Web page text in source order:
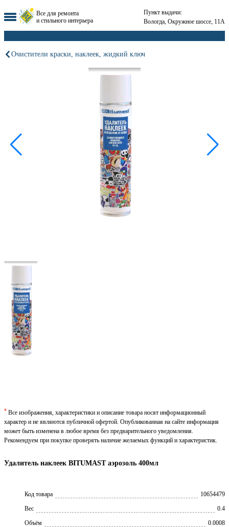
Все для ремонта
и стильного интерьера
Пункт выдачи:
Вологда, Окружное шоссе, 11А
Очистители краски, наклеек, жидкий ключ
Удалитель наклеек BITUMAST аэрозоль 400мл
Код товара
10654479
Вес
0.4
Объём
0.0008
* Все изображения, характеристики и описание товара носят информационный
характер и не являются публичной офертой. Опубликованная на сайте информация
может быть изменена в любое время без предварительного уведомления.
Рекомендуем при покупке проверять наличие желаемых функций и характеристик.